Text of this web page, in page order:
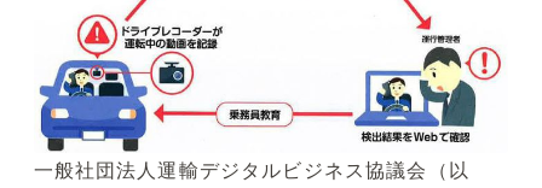
一般社団法人運輸デジタルビジネス協議会（以